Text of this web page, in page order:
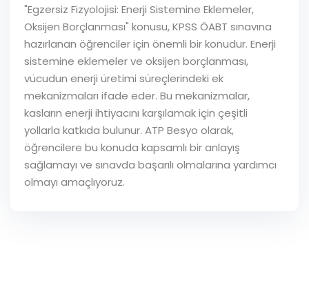
"Egzersiz Fizyolojisi: Enerji Sistemine Eklemeler,
Oksijen Borçlanması" konusu, KPSS ÖABT sınavına
hazırlanan öğrenciler için önemli bir konudur. Enerji
sistemine eklemeler ve oksijen borçlanması,
vücudun enerji üretimi süreçlerindeki ek
mekanizmaları ifade eder. Bu mekanizmalar,
kasların enerji ihtiyacını karşılamak için çeşitli
yollarla katkıda bulunur. ATP Besyo olarak,
öğrencilere bu konuda kapsamlı bir anlayış
sağlamayı ve sınavda başarılı olmalarına yardımcı
olmayı amaçlıyoruz.